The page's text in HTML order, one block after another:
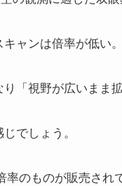
ャンは倍率が低い。
「視野が広いまま
でしょう。
のものが販売され